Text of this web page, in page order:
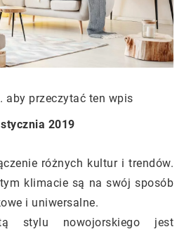
aby przeczytać ten wpis
2019
różnych kultur i trendów.
klimacie są na swój sposób
i uniwersalne.
stylu nowojorskiego jest